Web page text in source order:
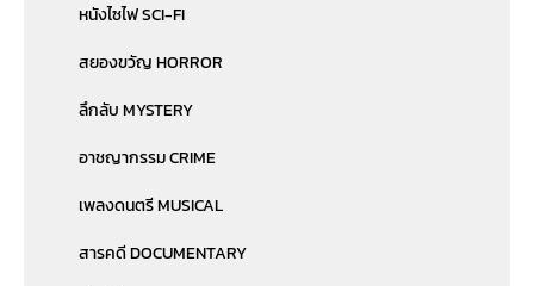
หนังไซไฟ SCI-FI
สยองขวัญ HORROR
ลึกลับ MYSTERY
อาชญากรรม CRIME
เพลงดนตรี MUSICAL
สารคดี DOCUMENTARY